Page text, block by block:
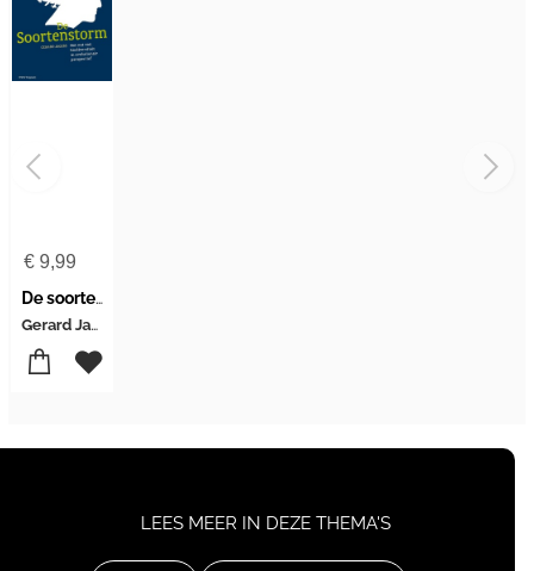
€9,99
De soortenstorm
Gerard Jagers op Akkerhuis
LEES MEER IN DEZE THEMA'S